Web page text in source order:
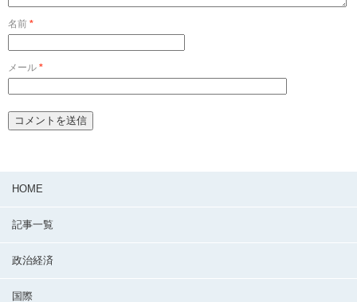
名前 *
メール *
HOME
記事一覧
政治経済
国際